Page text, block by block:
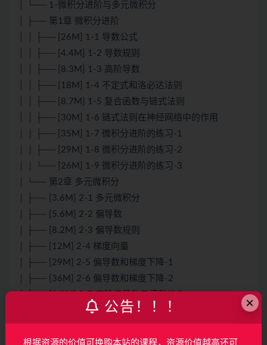
│ └── 1-微积分进阶与多元微积分
│ ├── 第1章 微积分进阶
│ │ ├── [26M] 1-1 导数公式
│ │ ├── [4.4M] 1-2 导数规则
│ │ ├── [8.3M] 1-3 高阶导数
│ │ ├── [18M] 1-4 不定式和洛必达法则
│ │ ├── [8.7M] 1-5 复合函数与链式法则
│ │ ├── [30M] 1-6 链式法则在神经网络中的作用
│ │ ├── [35M] 1-7 微积分进阶的练习-1
│ │ ├── [29M] 1-8 微积分进阶的练习-2
│ │ └── [26M] 1-9 微积分进阶的练习-3
│ └── 第2章 多元微积分
│ ├── [3.6M] 2-1 多元微积分
│ ├── [5.6M] 2-2 偏导数
│ ├── [8.2M] 2-3 偏导数规则
│ ├── [12M] 2-4 梯度向量
│ ├── [29M] 2-5 偏导数和梯度下降-1
│ ├── [36M] 2-6 偏导数和梯度下降-2
│ ├── [35M] 2-8 高阶偏导数的练习-1
│ └── [37M] 2-10 高阶偏导数的练习-3
×
公告！！！
根据资源的价值可换购本站的课程，资源价值越高还可